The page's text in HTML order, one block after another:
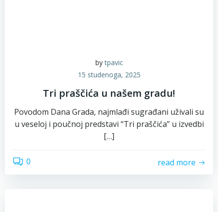
bytpavic
15 studenoga, 2025
Tri praščića u našem gradu!
Povodom Dana Grada, najmlađi sugrađani uživali su
u veseloj i poučnoj predstavi “Tri praščića” u izvedbi
[…]
0 read more